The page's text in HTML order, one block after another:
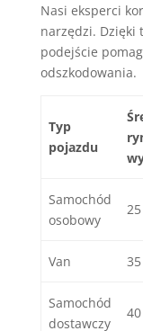
Nasi eksperci
narzędzi. Dzięki
podejście
odszkodowania.
Typ
pojazdu
Samochód
osobowy
Van
Samochód
dostawczy